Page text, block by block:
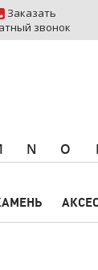
Заказать
звонок
N O